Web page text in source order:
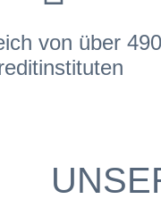
von über 490